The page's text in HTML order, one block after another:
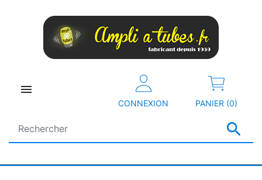


CONNEXION PANIER (0)